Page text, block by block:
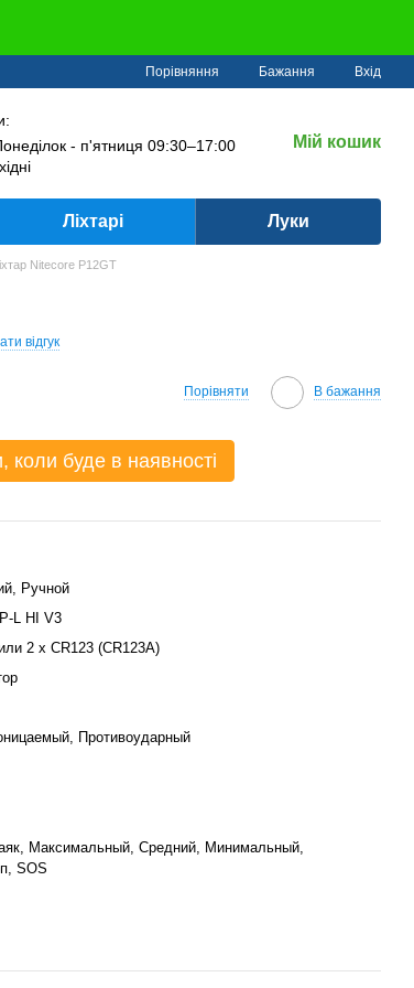
Порівняння Бажання Вхід
- п'ятниця 09:30–17:00
Мій кошик
Ліхтарі Луки
Nitecore P12GT
відгук
Порівняти В бажання
коли буде в наявності
Ручной
L HI V3
2 x CR123 (CR123A)
Противоударный
Максимальный, Средний, Минимальный,
SOS